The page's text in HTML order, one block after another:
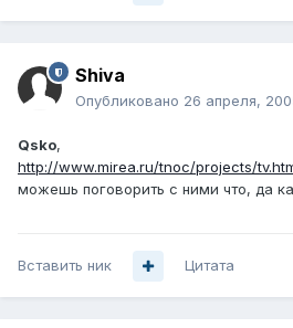
Shiva
Опубликовано 26 апреля,
Qsko,
http://www.mirea.ru/tnoc/projects/
можешь поговорить с ними что, да
Вставить ник Цитата